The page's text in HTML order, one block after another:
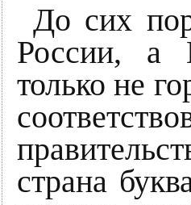
До сих
России, а
только не
страна